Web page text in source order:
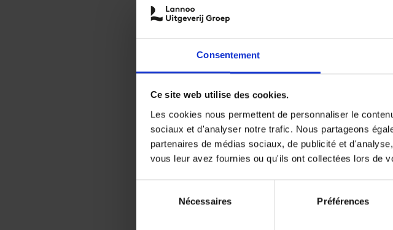
Consentement
Ce site web utilise des cookies.
Les cookies nous permettent de personnaliser le
sociaux et d'analyser notre trafic. Nous partageons
partenaires de médias sociaux, de publicité et
vous leur avez fournies ou qu'ils ont collectées lors de
Nécessaires Préférences